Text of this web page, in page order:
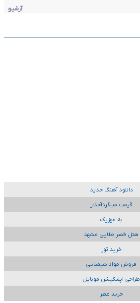
آرشیو
دانلود آهنگ جدید
قیمت میلگردآجدار
به موزیک
هتل قصر طلایی مشهد
خرید تور
فروش مواد شیمیایی
طراحی اپلیکیشن موبایل
خرید عطر